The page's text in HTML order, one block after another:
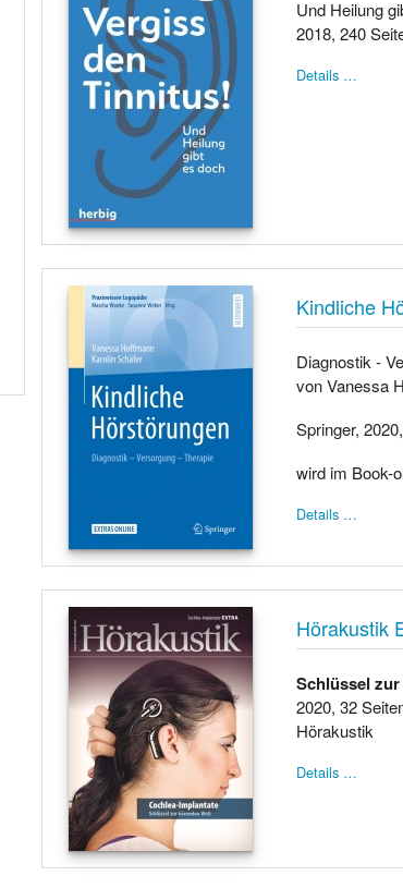
Und Heilung
2018, 240
Details …
Kindliche
Diagnostik -
von Vanessa
Springer,
wird im Book-
Details …
Hörakustik
Schlüssel
2020, 32
Hörakustik
Details …